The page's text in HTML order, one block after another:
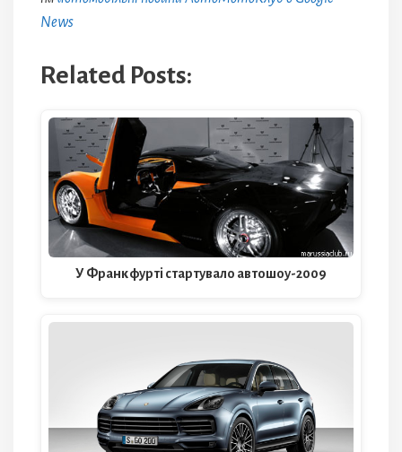
News
Related Posts:
У Франкфурті стартувало автошоу-2009